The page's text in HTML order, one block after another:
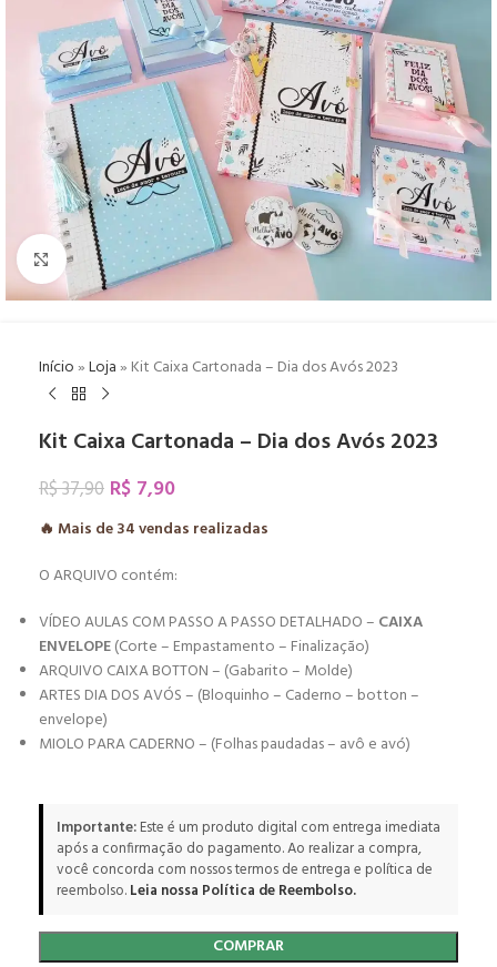
Click to enlarge
Início»Loja» Kit Caixa Cartonada – Dia dos Avós 2023
Kit Caixa Cartonada – Dia dos Avós 2023
R$37,90 R$ 7,90
🔥 Mais de34vendas realizadas
O ARQUIVO contém:
VÍDEO AULAS COM PASSO A PASSO DETALHADO – CAIXA
ENVELOPE(Corte – Empastamento – Finalização)
ARQUIVO CAIXA BOTTON – (Gabarito – Molde)
ARTES DIA DOS AVÓS – (Bloquinho – Caderno – botton –
envelope)
MIOLO PARA CADERNO – (Folhas paudadas – avô e avó)
Importante:Este é um produto digital com entrega imediata
após a confirmação do pagamento. Ao realizar a compra,
você concorda com nossos termos de entrega e política de
reembolso.Leia nossa Política de Reembolso.
COMPRAR